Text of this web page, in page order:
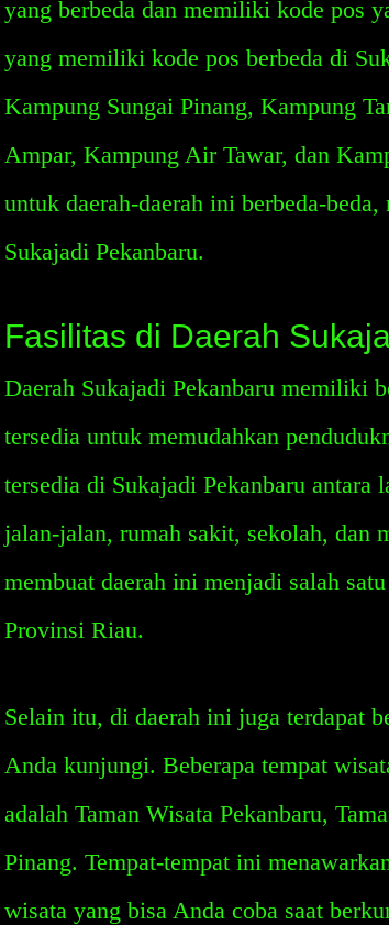
yang berbeda dan memiliki kode pos
yang memiliki kode pos berbeda di
Kampung Sungai Pinang, Kampung
Ampar, Kampung Air Tawar, dan
untuk daerah-daerah ini berbeda-
Sukajadi Pekanbaru.
Fasilitas di Daerah
Daerah Sukajadi Pekanbaru memiliki
tersedia untuk memudahkan
tersedia di Sukajadi Pekanbaru antara
jalan-jalan, rumah sakit, sekolah, dan
membuat daerah ini menjadi salah
Provinsi Riau.
Selain itu, di daerah ini juga terdapat
Anda kunjungi. Beberapa tempat
adalah Taman Wisata Pekanbaru,
Pinang. Tempat-tempat ini
wisata yang bisa Anda coba saat